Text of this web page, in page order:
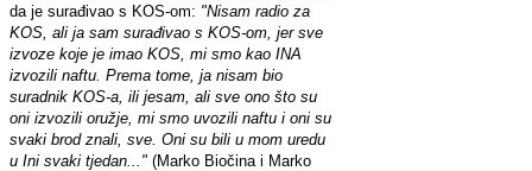
da je surađivao s KOS-om: "Nisam radio za
KOS, ali ja sam surađivao s KOS-om, jer sve
izvoze koje je imao KOS, mi smo kao INA
izvozili naftu. Prema tome, ja nisam bio
suradnik KOS-a, ili jesam, ali sve ono što su
oni izvozili oružje, mi smo uvozili naftu i oni su
svaki brod znali, sve. Oni su bili u mom uredu
u Ini svaki tjedan..." (Marko Biočina i Marko